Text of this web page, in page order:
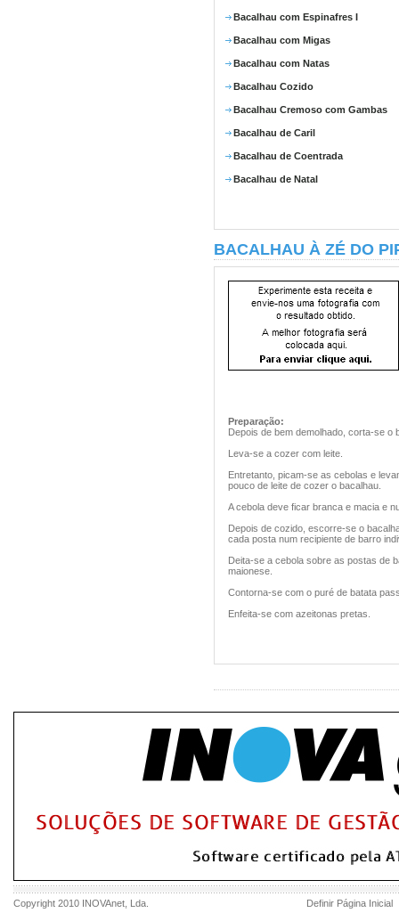
Bacalhau com Espinafres I
Bacalhau com Migas
Bacalhau com Natas
Bacalhau Cozido
Bacalhau Cremoso com Gambas
Bacalhau de Caril
Bacalhau de Coentrada
Bacalhau de Natal
BACALHAU À ZÉ DO
Preparação:
Depois de bem demolhado, corta-se o
Leva-se a cozer com leite.
Entretanto, picam-se as cebolas e
pouco de leite de cozer o bacalhau.
A cebola deve ficar branca e macia e
Depois de cozido, escorre-se o
cada posta num recipiente de barro
Deita-se a cebola sobre as postas de
maionese.
Contorna-se com o puré de batata
Enfeita-se com azeitonas pretas.
Copyright 2010 INOVAnet , Lda. Definir Página Inicial